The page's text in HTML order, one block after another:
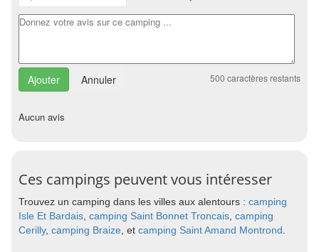
Annuler 500 caractères restants
Aucun avis
Ces campings peuvent vous intéresser
Trouvez un camping dans les villes aux alentours : camping
Isle Et Bardais camping Saint Bonnet Troncais camping
Cerilly, camping Braize , et camping Saint Amand Montrond